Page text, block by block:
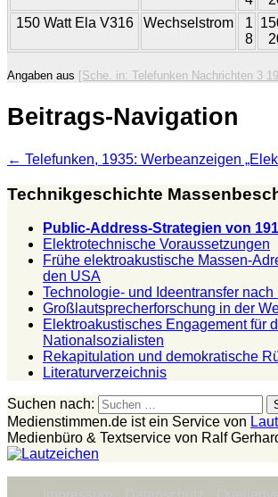
150 Watt Ela V316
Wechselstrom
1
8
Angaben aus [Sche. in: Telefunken Nachrichten 3
Beitrags-Navigation
← Telefunken, 1935: Werbeanzeigen
Technikgeschichte
Public-Address-Strategien von
Elektrotechnische Voraussetzungen
Frühe elektroakustische Massen-
den USA
Technologie- und Ideentransfer nach
Großlautsprecherforschung in der
Elektroakustisches Engagement für
Nationalsozialisten
Rekapitulation und demokratische
Literaturverzeichnis
Suchen nach:
Medienstimmen.de ist ein Service von
Medienbüro & Textservice von Ralf